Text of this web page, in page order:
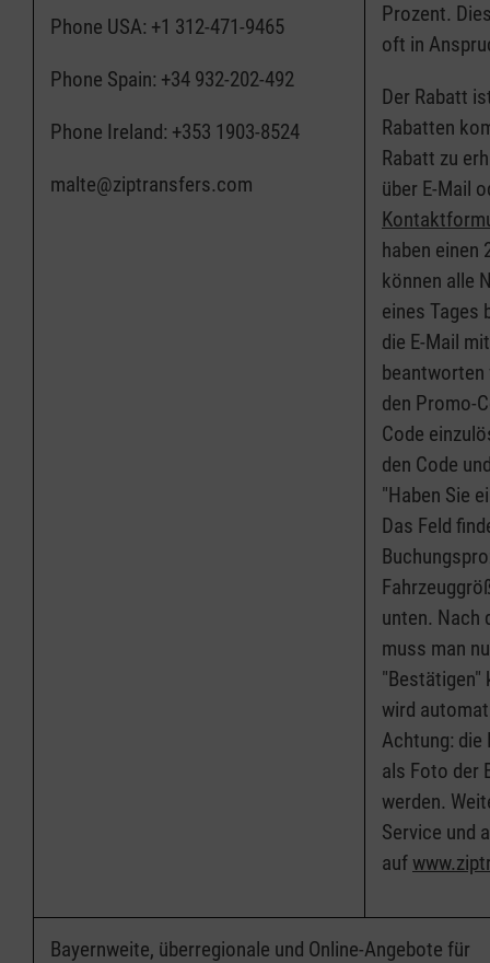
Phone USA: +1 312-471-9465
Phone Spain: +34 932-202-492
Phone Ireland: +353 1903-8524
malte@ziptransfers.com
Prozent.
oft in
Der Rabatt
Rabatten
Rabatt zu
über E-Mail
haben einen
können alle
eines Tages
die E-Mail
beantworten
den Promo-
Code
den Code
"Haben Sie
Das Feld
unten. Nach
muss man
"Bestätigen"
wird
Achtung: die
als Foto der
werden.
Service und
auf
Bayernweite, überregionale und Online-Angebote für